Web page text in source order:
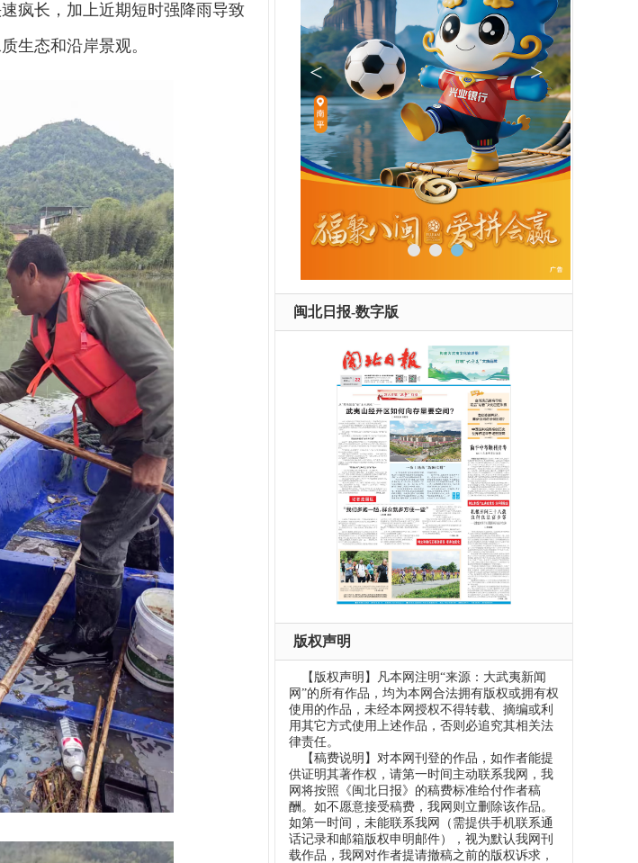
疯长，加上近期短时强降雨导致
生态和沿岸景观。
闽北日报-数字版
版权声明
【版权声明】凡本网注明“来源：大武夷新闻
网”的所有作品，均为本网合法拥有版权或拥有权
使用的作品，未经本网授权不得转载、摘编或利
用其它方式使用上述作品，否则必追究其相关法
律责任。
【稿费说明】对本网刊登的作品，如作者能提
供证明其著作权，请第一时间主动联系我网，我
网将按照《闽北日报》的稿费标准给付作者稿
酬。如不愿意接受稿费，我网则立删除该作品。
如第一时间，未能联系我网（需提供手机联系通
话记录和邮箱版权申明邮件），视为默认我网刊
载作品，我网对作者提请撤稿之前的版权诉求，